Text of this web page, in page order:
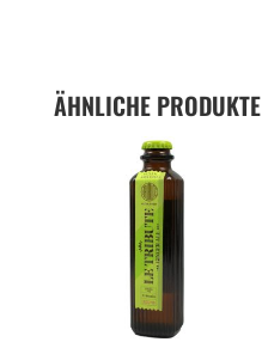
ÄHNLICHE PRODUKTE